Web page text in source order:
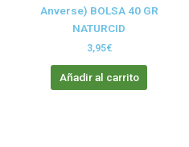
Anverse) BOLSA 40 GR
NATURCID
3,95€
Añadir al carrito